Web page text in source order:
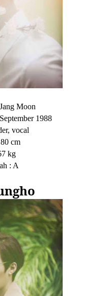
Moon
September1988
vocal
cm
kg
: A